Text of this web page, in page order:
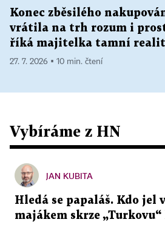
Konec zběsilého
vrátila na trh rozum i
říká majitelka tamní
27. 7. 2026 ▪ 10 min. čtení
Vybíráme z HN
JAN KUBITA
Hledá se papaláš. Kdo jel
majákem skrze